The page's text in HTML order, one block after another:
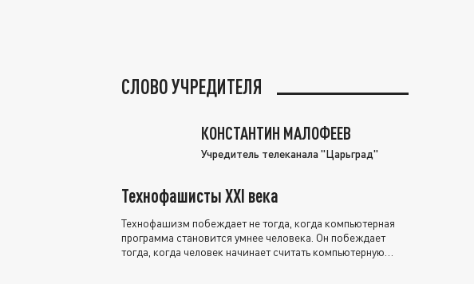
СЛОВО УЧРЕДИТЕЛЯ
КОНСТАНТИН МАЛОФЕЕВ
Учредитель телеканала "Царьград"
Технофашисты XXI века
Технофашизм побеждает не тогда, когда компьютерная
программа становится умнее человека. Он побеждает
тогда, когда человек начинает считать компьютерную